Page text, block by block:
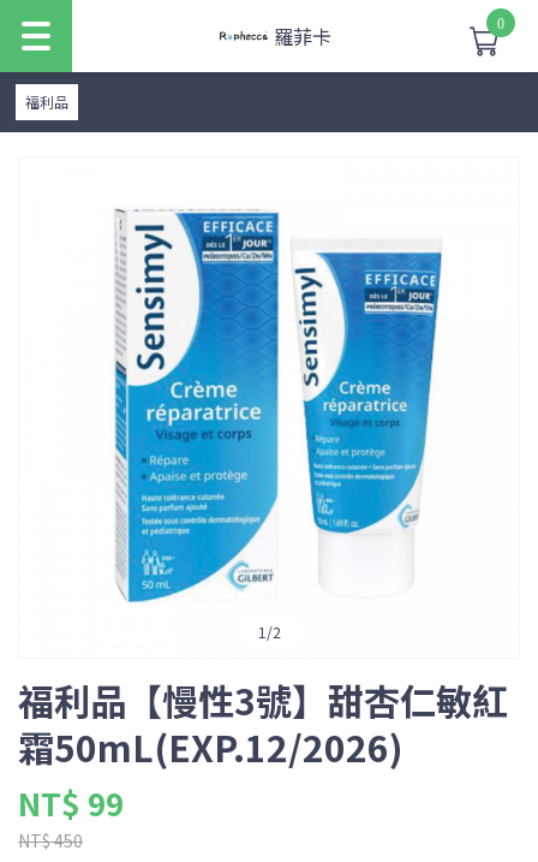
羅菲卡 0
福利品
1 /2
福利品【慢性3號】甜杏仁敏紅
霜50mL(EXP.12/2026)
NT$ 99
NT$ 450